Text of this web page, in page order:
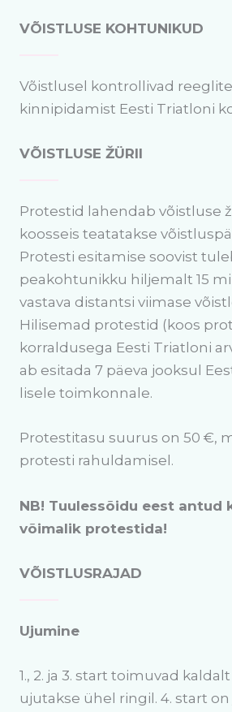
VÕISTLUSE KOHTUNIKUD
Võistlusel kontrollivad
kinnipidamist Eesti Triatloni
VÕISTLUSE ŽÜRII
Protestid lahendab võistluse
koosseis teatatakse
Protesti esitamise soovist
peakohtunikku hiljemalt 15
vastava distantsi viimase
Hilisemad protestid (koos
korraldusega Eesti Triatloni
ab esitada 7 päeva jooksul
lisele toimkonnale.
Protestitasu suurus on 50 €,
protesti rahuldamisel.
NB! Tuulessõidu eest antud
võimalik protestida!
VÕISTLUSRAJAD
Ujumine
1., 2. ja 3. start toimuvad
ujutakse ühel ringil. 4. start